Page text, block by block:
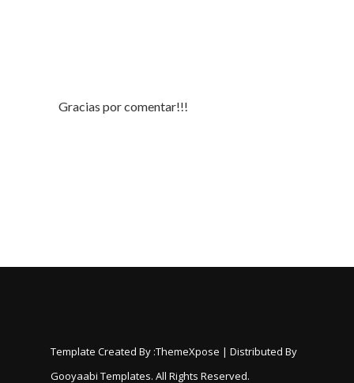
Gracias por comentar!!!
Template Created By :ThemeXpose | Distributed By
Gooyaabi Templates. All Rights Reserved.